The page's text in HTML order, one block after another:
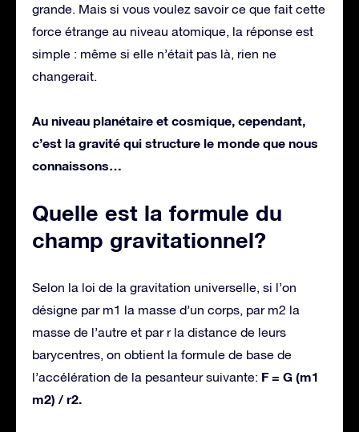
grande. Mais si vous voulez savoir ce que fait cette
force étrange au niveau atomique, la réponse est
simple : même si elle n’était pas là, rien ne
changerait.
Au niveau planétaire et cosmique, cependant,
c’est la gravité qui structure le monde que nous
connaissons…
Quelle est la formule du
champ gravitationnel?
Selon la loi de la gravitation universelle, si l’on
désigne par m1 la masse d’un corps, par m2 la
masse de l’autre et par r la distance de leurs
barycentres, on obtient la formule de base de
l’accélération de la pesanteur suivante: F = G (m1
m2) / r2.